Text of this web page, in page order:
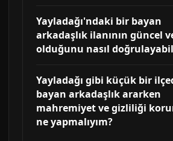
Yayladağı'ndaki bir bayan
arkadaşlık ilanının güncel
olduğunu nasıl
Yayladağı gibi küçük bir
bayan arkadaşlık ararken
mahremiyet ve gizliliği
ne yapmalıyım?